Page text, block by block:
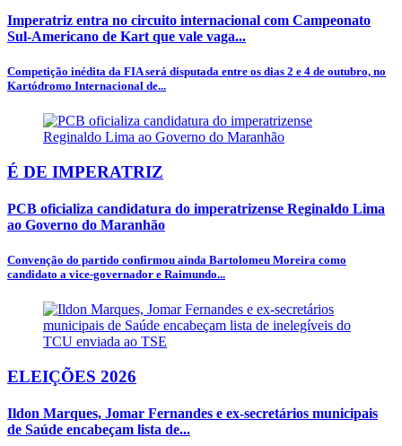
Imperatriz entra no circuito internacional com Campeonato
Sul-Americano de Kart que vale vaga...
Competição inédita da FIA será disputada entre os dias 2 e 4 de outubro, no
Kartódromo Internacional de...
É DE IMPERATRIZ
PCB oficializa candidatura do imperatrizense Reginaldo Lima
ao Governo do Maranhão
Convenção do partido confirmou ainda Bartolomeu Moreira como
candidato a vice-governador e Raimundo...
ELEIÇÕES 2026
Ildon Marques, Jomar Fernandes e ex-secretários municipais
de Saúde encabeçam lista de...